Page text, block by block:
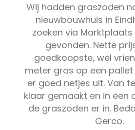
Wij hadden graszoden
nieuwbouwhuis in
zoeken via
gevonden. Nette
goedkoopste, wel
meter gras op een pallet
er goed netjes uit. Van
klaar gemaakt en in een
de graszoden er in.
Gerco.